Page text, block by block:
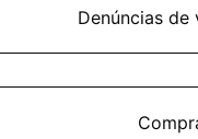
Denúncias de